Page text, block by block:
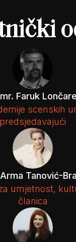
Faruk
scenskih
predsjedavajući
Tanović-
umjetnost,
članica